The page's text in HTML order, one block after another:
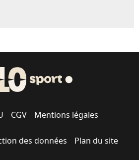
CGV Mentions légales
des données Plan du site